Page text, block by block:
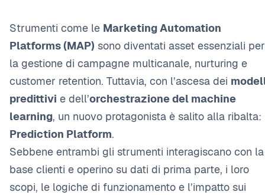
Strumenti come le Marketing Automation
Platforms (MAP) sono diventati asset essenziali per
la gestione di campagne multicanale, nurturing e
customer retention. Tuttavia, con l’ascesa dei
predittivi e dell’orchestrazione del machine
learning, un nuovo protagonista è salito alla ribalta:
Prediction Platform.
Sebbene entrambi gli strumenti interagiscano con la
base clienti e operino su dati di prima parte, i loro
scopi, le logiche di funzionamento e l’impatto sui